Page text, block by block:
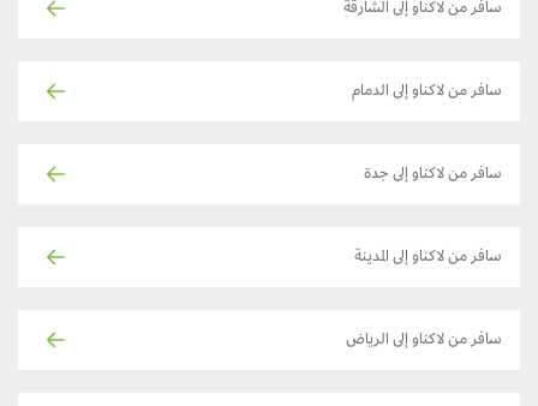
سافر من لاكناو إلى الشارقة
سافر من لاكناو إلى الدمام
سافر من لاكناو إلى جدة
سافر من لاكناو إلى المدينة
سافر من لاكناو إلى الرياض